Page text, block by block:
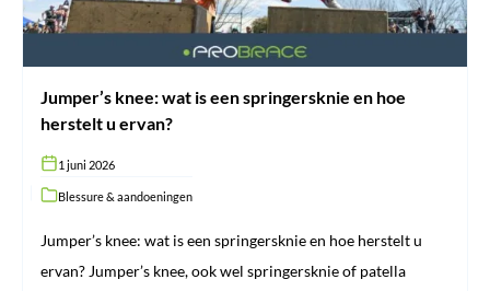
ervan?
Jumper’s knee: wat is een springersknie en hoe
herstelt u ervan?
1 juni 2026
Blessure & aandoeningen
Jumper’s knee: wat is een springersknie en hoe herstelt u
ervan? Jumper’s knee, ook wel springersknie of patella